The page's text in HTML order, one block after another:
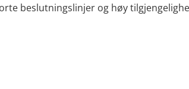
beslutningslinjer og høy